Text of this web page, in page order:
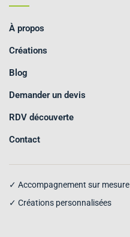
À propos
Créations
Blog
Demander un devis
RDV découverte
Contact
✓ Accompagnement sur mesure
✓ Créations personnalisées